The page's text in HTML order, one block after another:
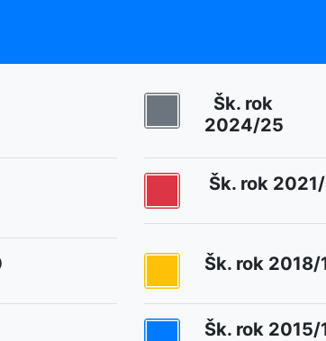
Šk. rok
2024/25
Šk. rok
Šk. rok 2018/
Šk. rok 2015/